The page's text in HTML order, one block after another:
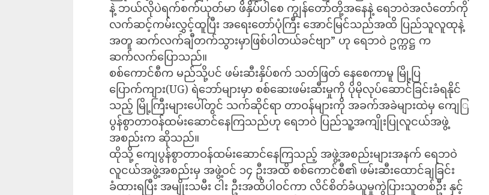
နဲ့ ဘယ်လိုပဲရက်စက်ယုတ်မာ ဖိနှိပ်ပါစေ ကျွန်တော်တို့အနေနဲ့ ရေဘဝဲအလံတော်ကို
လက်ဆင့်ကမ်းလွှင့်ထူပြီး အရေးတော်ပုံကြီး အောင်မြင်သည်အထိ ပြည်သူလူထုနဲ့
အတူ ဆက်လက်ချီတက်သွားမှာဖြစ်ပါတယ်ခင်ဗျာ” ဟု ရေဘဝဲ ဥက္ကဋ္ဌ က
ဆက်လက်ပြောသည်။
စစ်ကောင်စီက မည်သို့ပင် ဖမ်းဆီးနှိပ်စက် သတ်ဖြတ် နေစေကာမူ မြို့ပြ
ပြောက်ကျား(UG) ရဲဘော်များမှာ စစ်ဆေးဖမ်းဆီးမှုကို ပိုမိုလုပ်ဆောင်ခြင်းခံရနိုင်
သည့် မြို့ကြီးများပေါ်တွင် သက်ဆိုင်ရာ တာဝန်များကို အခက်အခဲများထဲမှ ကျေ​ြ
ပွန်စွာတာဝန်ထမ်းဆောင်နေကြသည်ဟု ရေဘဝဲ ပြည်သူ့အကျိုးပြုလူငယ်အဖွဲ့
အစည်းက ဆိုသည်။
ထိုသို့ ကျေပွန်စွာတာဝန်ထမ်းဆောင်နေကြသည့် အဖွဲ့အစည်းများအနက် ရေဘဝဲ
လူငယ်အဖွဲ့အစည်းမှ အဖွဲ့ဝင် ၁၄ ဦးအထိ စစ်ကောင်စီ၏ ဖမ်းဆီးထောင်ချခြင်း
ခံထားရပြီး အမျိုးသမီး ငါး ဦးအထိပါဝင်ကာ လိင်စိတ်ခံယူမှုကွဲပြားသူတစ်ဦး နှင့်